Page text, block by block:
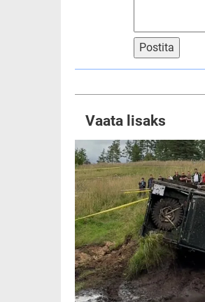
Postita
Vaata lisaks